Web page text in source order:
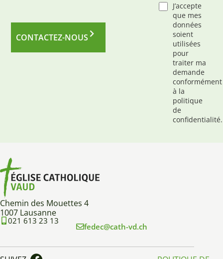
CONTACTEZ-NOUS
J’accepte
que mes
données
soient
utilisées
pour
traiter ma
demande
conformément
à la
politique
de
confidentialité.
Chemin des Mouettes 4
1007 Lausanne
021 613 23 13
fedec@cath-vd.ch